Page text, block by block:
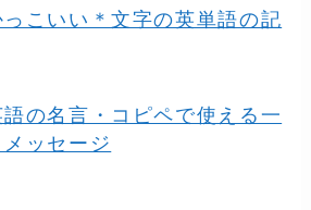
っこいい＊文字の英単語の記
語の名言・コピペで使える一
ッセージ